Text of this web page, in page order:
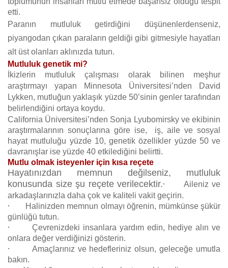
etti.
Paranın mutluluk getirdiğini düşünenlerdenseniz,
piyangodan çıkan paraların geldiği gibi gitmesiyle hayatları
alt üst olanları aklınızda tutun.
Mutluluk genetik mi?
İkizlerin mutluluk çalışması olarak bilinen meşhur
araştırmayı yapan
Minnesota Üniversitesi’nden David
Lykken, mutluğun yaklaşık yüzde 50’sinin genler tarafından
belirlendiğini ortaya koydu.
California Üniversitesi’nden Sonja Lyubomirsky ve ekibinin
araştırmalarının sonuçlarına göre ise, iş, aile ve sosyal
hayat mutluluğu yüzde 10, genetik özellikler yüzde 50 ve
davranışlar ise yüzde 40 etkilediğini belirtti.
Mutlu olmak isteyenler için kısa reçete
Hayatınızdan memnun değilseniz, mutluluk
konusunda size şu reçete verilecektir.·
Aileniz ve
arkadaşlarınızla daha çok ve kaliteli vakit geçirin.
·
Halinizden memnun olmayı öğrenin, mümkünse şükür
günlüğü tutun.
·
Çevrenizdeki insanlara yardım edin, hediye alın ve
onlara değer verdiğinizi gösterin.
·
Amaçlarınız ve hedefleriniz olsun, geleceğe umutla
bakın.